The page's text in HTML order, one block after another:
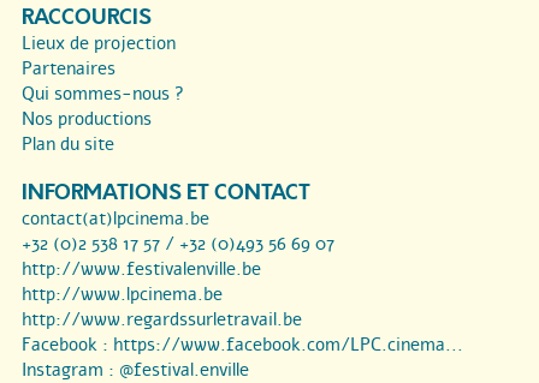
RACCOURCIS
Lieux de projection
Partenaires
Qui sommes-nous ?
Nos productions
Plan du site
INFORMATIONS ET CONTACT
contact(at)lpcinema.be
+32 (0)2 538 17 57 / +32 (0)493 56 69 07
http://www.festivalenville.be
http://www.lpcinema.be
http://www.regardssurletravail.be
Facebook : https://www.facebook.com/LPC.cinema...
Instagram : @festival.enville